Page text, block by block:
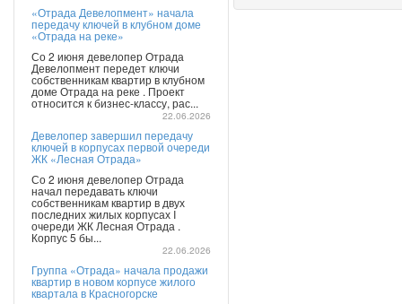
«Отрада Девелопмент» начала
передачу ключей в клубном доме
«Отрада на реке»
Со 2 июня девелопер Отрада
Девелопмент передет ключи
собственникам квартир в клубном
доме Отрада на реке . Проект
относится к бизнес-классу, рас...
22.06.2026
Девелопер завершил передачу
ключей в корпусах первой очереди
ЖК «Лесная Отрада»
Со 2 июня девелопер Отрада
начал передавать ключи
собственникам квартир в двух
последних жилых корпусах I
очереди ЖК Лесная Отрада .
Корпус 5 бы...
22.06.2026
Группа «Отрада» начала продажи
квартир в новом корпусе жилого
квартала в Красногорске